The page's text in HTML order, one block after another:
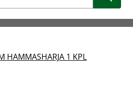
HAMMASHARJA 1 KPL